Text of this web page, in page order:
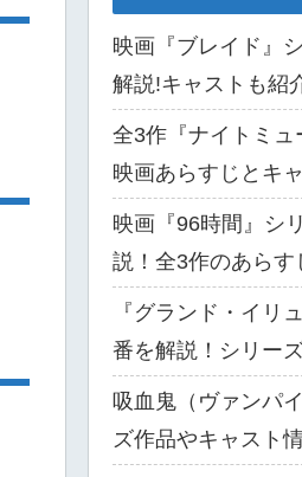
映画『ブレイド』
解説!キャストも紹
全3作『ナイトミュ
映画あらすじとキ
映画『96時間』シ
説！全3作のあらす
『グランド・イリ
番を解説！シリー
吸血鬼（ヴァンパ
ズ作品やキャスト